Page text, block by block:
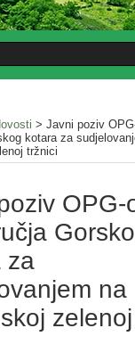
> Javni poziv
kotara za
tržnici
OPG-
za
na
zelenoj